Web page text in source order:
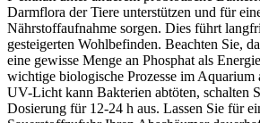
Darmflora der Tiere unterstützen und für
Nährstoffaufnahme sorgen. Dies führt
gesteigerten Wohlbefinden. Beachten Sie,
eine gewisse Menge an Phosphat als
wichtige biologische Prozesse im Aquarium
UV-Licht kann Bakterien abtöten, schalten
Dosierung für 12-24 h aus. Lassen Sie für